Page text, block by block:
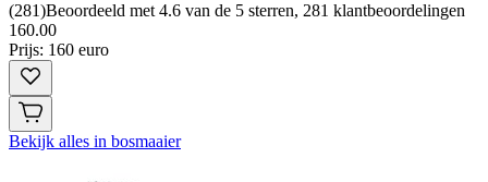
(281)Beoordeeld met 4.6 van de 5 sterren, 281 klantbeoordelingen
160.00
Prijs: 160 euro
Bekijk alles in bosmaaier